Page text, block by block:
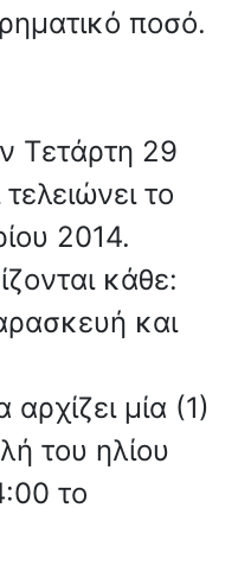
ποσό.
Τετάρτη 29
το
2014.
κάθε:
και
αρχίζει μία (1)
του ηλίου
το